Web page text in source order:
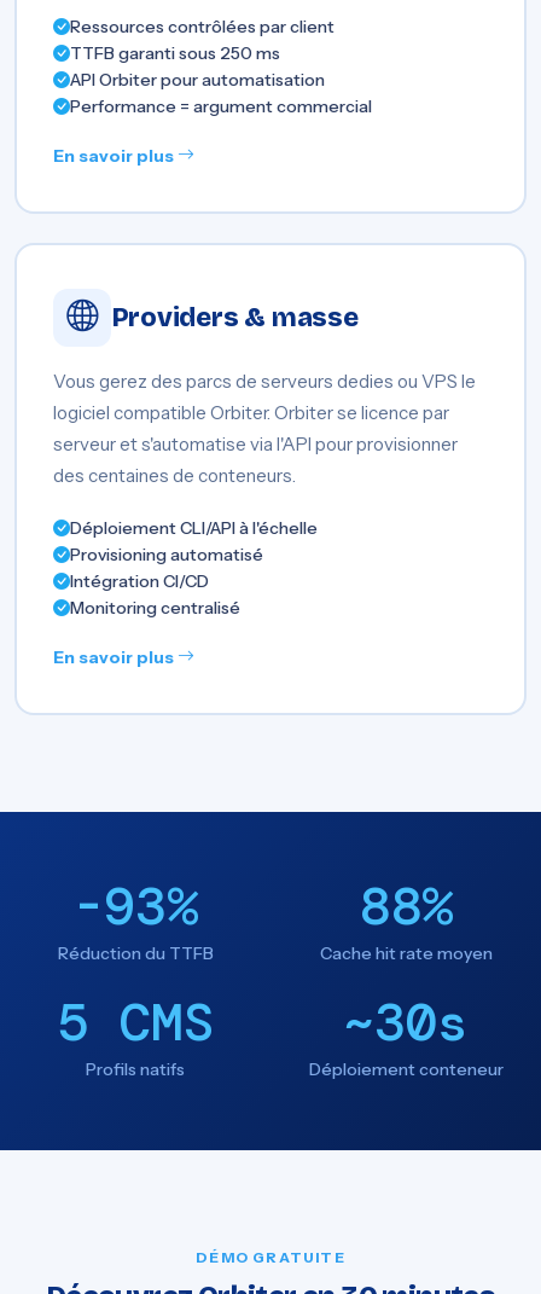
Ressources contrôlées par client
TTFB garanti sous 250 ms
API Orbiter pour automatisation
Performance = argument commercial
En savoir plus
Providers & masse
Vous gerez des parcs de serveurs dedies ou VPS le
logiciel compatible Orbiter. Orbiter se licence par
serveur et s'automatise via l'API pour provisionner
des centaines de conteneurs.
Déploiement CLI/API à l'échelle
Provisioning automatisé
Intégration CI/CD
Monitoring centralisé
En savoir plus
-93%
Réduction du TTFB
88%
Cache hit rate moyen
5 CMS
Profils natifs
~30s
Déploiement conteneur
DÉMO GRATUITE